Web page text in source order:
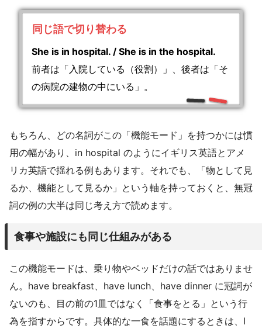
同じ語で切り替わる
She is in hospital. / She is in the hospital.
前者は「入院している（役割）」、後者は「そ
の病院の建物の中にいる」。
もちろん、どの名詞がこの「機能モード」を持つかには慣
用の幅があり、in hospital のようにイギリス英語とアメ
リカ英語で揺れる例もあります。それでも、「物として見
るか、機能として見るか」という軸を持っておくと、無冠
詞の例の大半は同じ考え方で読めます。
食事や施設にも同じ仕組みがある
この機能モードは、乗り物やベッドだけの話ではありませ
ん。have breakfast、have lunch、have dinner に冠詞が
ないのも、目の前の1皿ではなく「食事をとる」という行
為を指すからです。具体的な一食を話題にするときは、I